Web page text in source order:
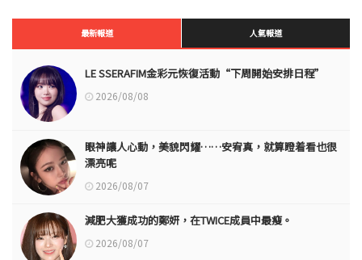
最新報道 人氣報道
LE SSERAFIM金彩元恢復活動“下周開始安排日程”
2026/08/08
眼神讓人心動，美貌閃耀……安宥真，就算瞪着看也很
漂亮呢
2026/08/07
減肥大獲成功的鄭妍，在TWICE成員中最瘦。
2026/08/07